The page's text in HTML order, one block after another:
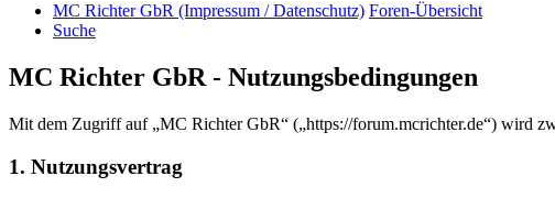
MC Richter GbR (Impressum / Datenschutz) Foren-Übersicht
Suche
MC Richter GbR - Nutzungsbedingungen
Mit dem Zugriff auf „MC Richter GbR“ („https://forum.mcrichter.de“) wird
1. Nutzungsvertrag